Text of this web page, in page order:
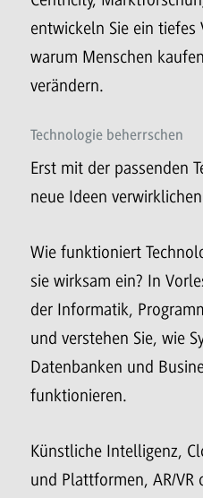
entwickeln Sie ein tiefes
warum Menschen
verändern.
Technologie beherrschen
Erst mit der passenden
neue Ideen
Wie funktioniert
sie wirksam ein? In
der Informatik,
und verstehen Sie, wie
Datenbanken und
funktionieren.
Künstliche Intelligenz,
und Plattformen, AR/VR